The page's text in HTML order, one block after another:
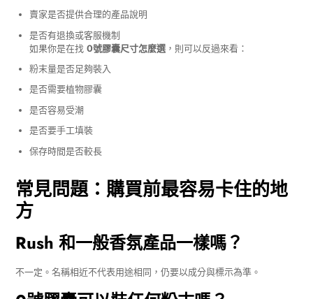
賣家是否提供合理的產品說明
是否有退換或客服機制
如果你是在找 0號膠囊尺寸怎麼選，則可以反過來看：
粉末量是否足夠裝入
是否需要植物膠囊
是否容易受潮
是否要手工填裝
保存時間是否較長
常見問題：購買前最容易卡住的地
方
Rush 和一般香氛產品一樣嗎？
不一定。名稱相近不代表用途相同，仍要以成分與標示為準。